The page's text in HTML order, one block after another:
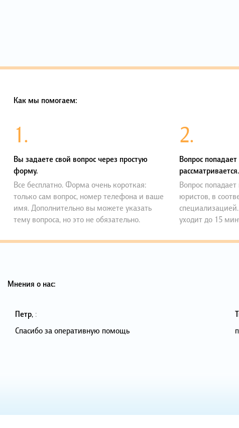
Как мы помогаем:
1.
Вы задаете свой вопрос через простую
форму.
Все бесплатно. Форма очень короткая:
только сам вопрос, номер телефона и ваше
имя. Дополнительно вы можете указать
тему вопроса, но это не обязательно.
2.
Вопрос
рассматривается.
Вопрос
юристов, в
уходит до 15
Мнения о нас:
Петр, :
Спасибо за оперативную помощь